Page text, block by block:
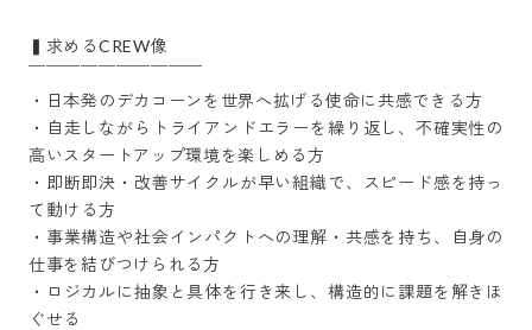
▍求めるCREW像
￣￣￣￣￣￣￣￣￣￣
・日本発のデカコーンを世界へ拡げる使命に共感できる方
・自走しながらトライアンドエラーを繰り返し、不確実性の
高いスタートアップ環境を楽しめる方
・即断即決・改善サイクルが早い組織で、スピード感を持っ
て動ける方
・事業構造や社会インパクトへの理解・共感を持ち、自身の
仕事を結びつけられる方
・ロジカルに抽象と具体を行き来し、構造的に課題を解きほ
ぐせる